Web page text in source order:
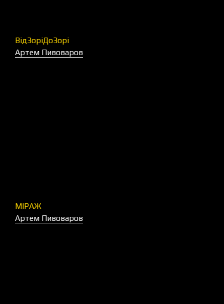
ВідЗоріДоЗорі
Артем Пивоваров
МІРАЖ
Артем Пивоваров